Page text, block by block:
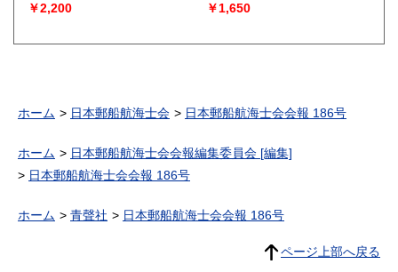
￥2,200
￥1,650
ホーム 日本郵船航海士会 日本郵船航海士会会報 186号
ホーム
日本郵船航海士会会報編集委員会 [編集]
日本郵船航海士会会報 186号
ホーム 青聲社 日本郵船航海士会会報 186号
ページ上部へ戻る